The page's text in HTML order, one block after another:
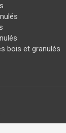
bois et granulés